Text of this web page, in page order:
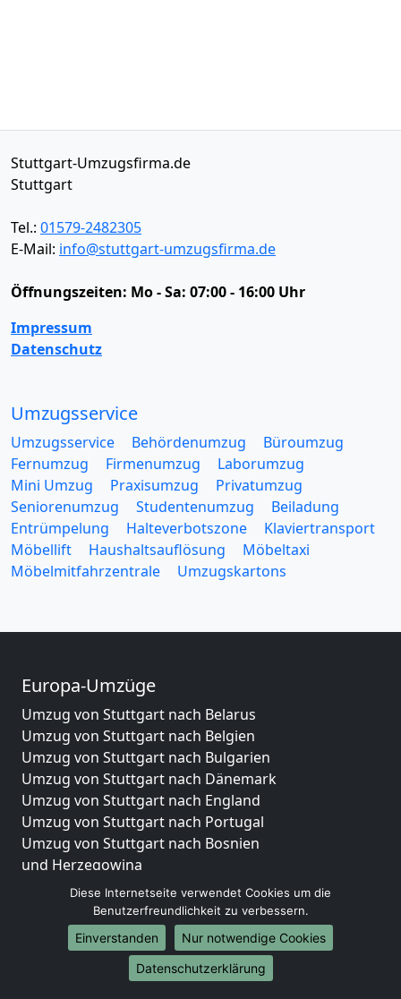
Stuttgart-Umzugsfirma.de
Stuttgart
Tel.: 01579-2482305
E-Mail: info@stuttgart-umzugsfirma.de
Öffnungszeiten: Mo - Sa: 07:00 - 16:00 Uhr
Impressum
Datenschutz
Umzugsservice
Umzugsservice Behördenumzug
Büroumzug
Fernumzug
Firmenumzug
Laborumzug
Mini Umzug
Praxisumzug
Privatumzug
Seniorenumzug
Studentenumzug
Beiladung
Entrümpelung
Halteverbotszone
Klaviertransport
Möbellift
Haushaltsauflösung
Möbeltaxi
Möbelmitfahrzentrale
Umzugskartons
Europa-Umzüge
Umzug von Stuttgart nach Belarus
Umzug von Stuttgart nach Belgien
Umzug von Stuttgart nach Bulgarien
Umzug von Stuttgart nach Dänemark
Umzug von Stuttgart nach England
Umzug von Stuttgart nach Portugal
Umzug von Stuttgart nach Bosnien
und Herzegowina
Umzug von Stuttgart nach Irland
Umzug von Stuttgart nach Lettland
Umzug von Stuttgart nach Zypern
Umzug von Stuttgart nach Kroatien
Umzug von Stuttgart nach Estland
Diese Internetseite verwendet Cookies um die
Benutzerfreundlichkeit zu verbessern.
Einverstanden
Nur notwendige Cookies
Datenschutzerklärung